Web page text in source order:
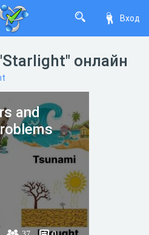
Вход
онлайн
and
37 0